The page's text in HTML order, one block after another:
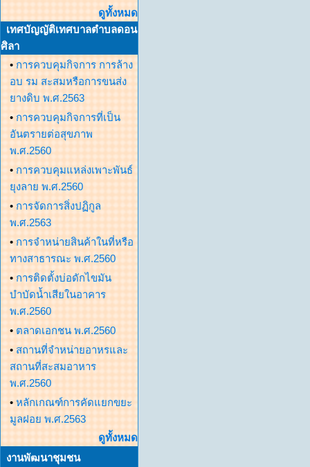
ดูทั้งหมด
เทศบัญญัติเทศบาลตำบลดอน
ศิลา
• การควบคุมกิจการ การล้าง
อบ รม สะสมหรือการขนส่ง
ยางดิบ พ.ศ.2563
• การควบคุมกิจการที่เป็น
อันตรายต่อสุขภาพ
พ.ศ.2560
• การควบคุมแหล่งเพาะพันธ์
ยุงลาย พ.ศ.2560
• การจัดการสิ่งปฏิกูล
พ.ศ.2563
• การจำหน่ายสินค้าในที่หรือ
ทางสาธารณะ พ.ศ.2560
• การติดตั้งบ่อดักไขมัน
บำบัดน้ำเสียในอาคาร
พ.ศ.2560
• ตลาดเอกชน พ.ศ.2560
• สถานที่จำหน่ายอาหรและ
สถานที่สะสมอาหาร
พ.ศ.2560
• หลักเกณฑ์การคัดแยกขยะ
มูลฝอย พ.ศ.2563
ดูทั้งหมด
งานพัฒนาชุมชน